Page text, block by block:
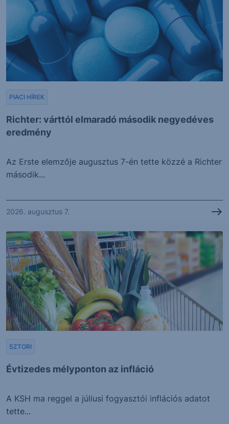
Richter: várttól elmaradó második negyedéves
eredmény
PIACI HÍREK
Az Erste elemzője augusztus 7-én tette közzé a Richter
második...
2026. augusztus 7.
Évtizedes mélyponton az infláció
SZTORI
A KSH ma reggel a júliusi fogyasztói inflációs adatot
tette...